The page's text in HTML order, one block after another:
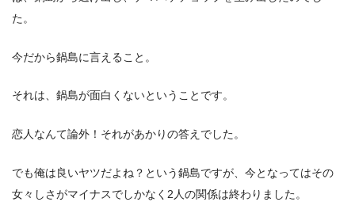
た。
今だから鍋島に言えること。
それは、鍋島が面白くないということです。
恋人なんて論外！それがあかりの答えでした。
でも俺は良いヤツだよね？という鍋島ですが、今となってはその
女々しさがマイナスでしかなく2人の関係は終わりました。